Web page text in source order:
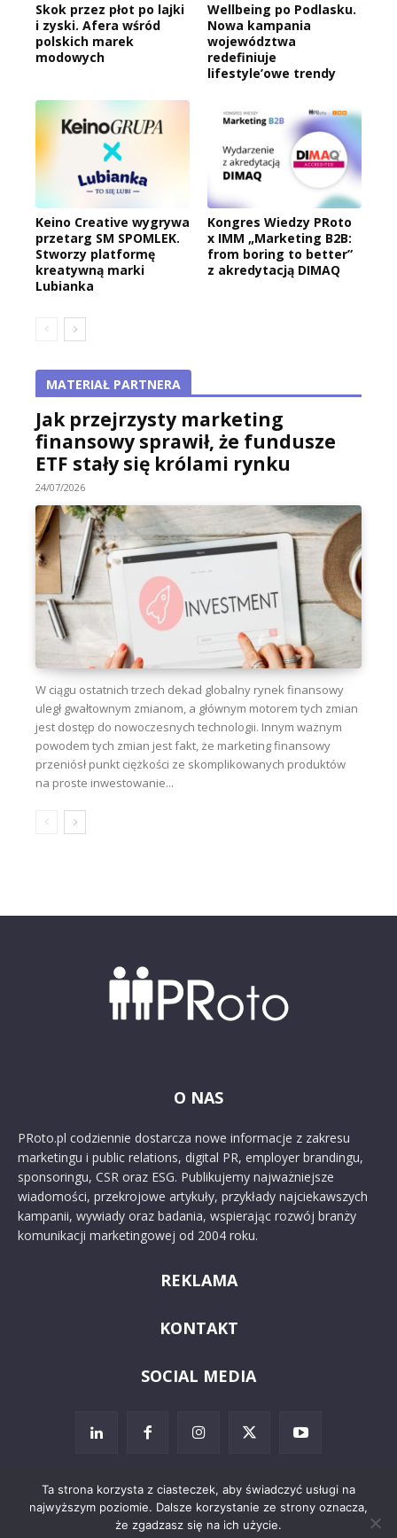
Skok przez płot po lajki
i zyski. Afera wśród
polskich marek
modowych
Wellbeing po Podlasku.
Nowa kampania
województwa
redefiniuje
lifestyle’owe trendy
Keino Creative wygrywa
przetarg SM SPOMLEK.
Stworzy platformę
kreatywną marki
Lubianka
Kongres Wiedzy PRoto
x IMM „Marketing B2B:
from boring to better”
z akredytacją DIMAQ
MATERIAŁ PARTNERA
Jak przejrzysty marketing
finansowy sprawił, że fundusze
ETF stały się królami rynku
24/07/2026
W ciągu ostatnich trzech dekad globalny rynek finansowy
uległ gwałtownym zmianom, a głównym motorem tych zmian
jest dostęp do nowoczesnych technologii. Innym ważnym
powodem tych zmian jest fakt, że marketing finansowy
przeniósł punkt ciężkości ze skomplikowanych produktów
na proste inwestowanie...
O NAS
PRoto.pl codziennie dostarcza nowe informacje z zakresu
marketingu i public relations, digital PR, employer brandingu,
sponsoringu, CSR oraz ESG. Publikujemy najważniejsze
wiadomości, przekrojowe artykuły, przykłady najciekawszych
kampanii, wywiady oraz badania, wspierając rozwój branży
komunikacji marketingowej od 2004 roku.
REKLAMA
KONTAKT
SOCIAL MEDIA
Ta strona korzysta z ciasteczek, aby świadczyć usługi na
najwyższym poziomie. Dalsze korzystanie ze strony oznacza,
że zgadzasz się na ich użycie.